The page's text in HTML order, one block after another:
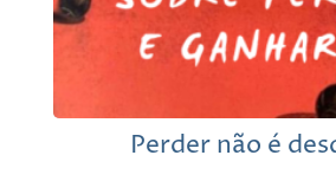
Perder não é